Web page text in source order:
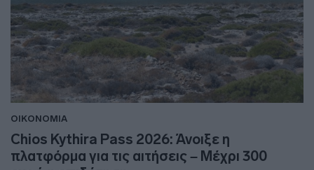
ΟΙΚΟΝΟΜΙΑ
Chios Kythira Pass 2026: Άνοιξε η
πλατφόρμα για τις αιτήσεις – Μέχρι 300